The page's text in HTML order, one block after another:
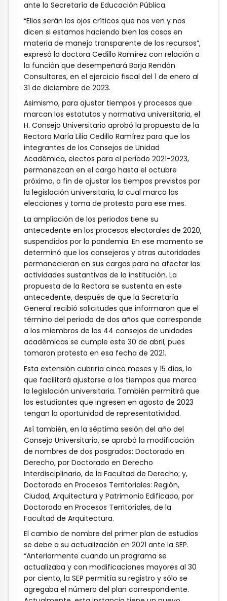
ante la Secretaría de Educación Pública.
“Ellos serán los ojos críticos que nos ven y nos
dicen si estamos haciendo bien las cosas en
materia de manejo transparente de los recursos”,
expresó la doctora Cedillo Ramírez con relación a
la función que desempeñará Borja Rendón
Consultores, en el ejercicio fiscal del 1 de enero al
31 de diciembre de 2023.
Asimismo, para ajustar tiempos y procesos que
marcan los estatutos y normativa universitaria, el
H. Consejo Universitario aprobó la propuesta de la
Rectora María Lilia Cedillo Ramírez para que los
integrantes de los Consejos de Unidad
Académica, electos para el periodo 2021-2023,
permanezcan en el cargo hasta el octubre
próximo, a fin de ajustar los tiempos previstos por
la legislación universitaria, la cual marca las
elecciones y toma de protesta para ese mes.
La ampliación de los periodos tiene su
antecedente en los procesos electorales de 2020,
suspendidos por la pandemia. En ese momento se
determinó que los consejeros y otras autoridades
permanecieran en sus cargos para no afectar las
actividades sustantivas de la institución. La
propuesta de la Rectora se sustenta en este
antecedente, después de que la Secretaría
General recibió solicitudes que informaron que el
término del periodo de dos años que corresponde
a los miembros de los 44 consejos de unidades
académicas se cumple este 30 de abril, pues
tomaron protesta en esa fecha de 2021.
Esta extensión cubriría cinco meses y 15 días, lo
que facilitará ajustarse a los tiempos que marca
la legislación universitaria. También permitirá que
los estudiantes que ingresen en agosto de 2023
tengan la oportunidad de representatividad.
Así también, en la séptima sesión del año del
Consejo Universitario, se aprobó la modificación
de nombres de dos posgrados: Doctorado en
Derecho, por Doctorado en Derecho
Interdisciplinario, de la Facultad de Derecho; y,
Doctorado en Procesos Territoriales: Región,
Ciudad, Arquitectura y Patrimonio Edificado, por
Doctorado en Procesos Territoriales, de la
Facultad de Arquitectura.
El cambio de nombre del primer plan de estudios
se debe a su actualización en 2021 ante la SEP.
“Anteriormente cuando un programa se
actualizaba y con modificaciones mayores al 30
por ciento, la SEP permitía su registro y sólo se
agregaba el número del plan correspondiente.